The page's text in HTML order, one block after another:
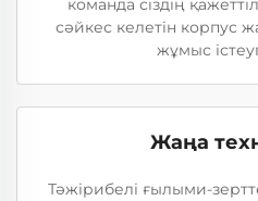
команда сіздің
сәйкес келетін корпус
жұмыс
Жаңа
Тәжірибелі ғылыми-